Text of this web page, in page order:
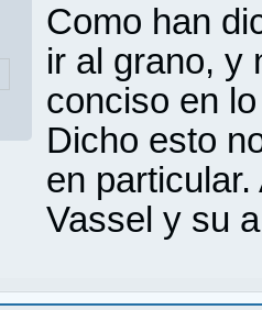
Como han
ir al grano, y
conciso en
Dicho esto
en
Vassel y su